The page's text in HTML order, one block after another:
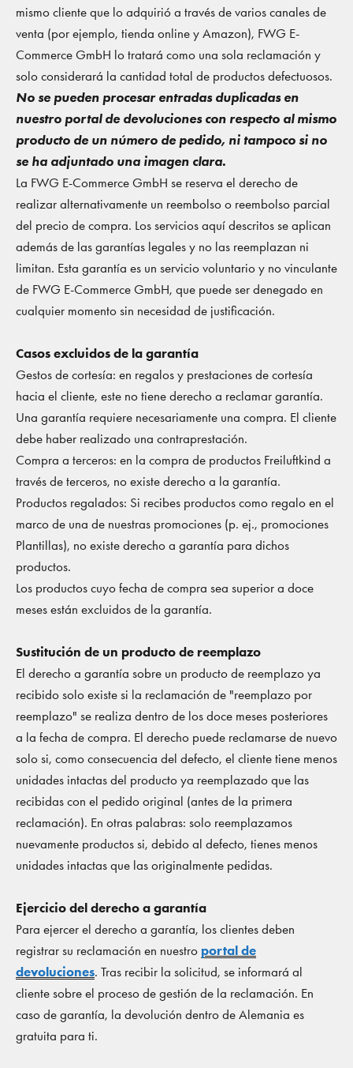
mismo cliente que lo adquirió a través de varios canales de
venta (por ejemplo, tienda online y Amazon), FWG E-
Commerce GmbH lo tratará como una sola reclamación y
solo considerará la cantidad total de productos defectuosos.
No se pueden procesar entradas duplicadas en
nuestro portal de devoluciones con respecto al mismo
producto de un número de pedido, ni tampoco si no
se ha adjuntado una imagen clara.
La FWG E-Commerce GmbH se reserva el derecho de
realizar alternativamente un reembolso o reembolso parcial
del precio de compra. Los servicios aquí descritos se aplican
además de las garantías legales y no las reemplazan ni
limitan. Esta garantía es un servicio voluntario y no vinculante
de FWG E-Commerce GmbH, que puede ser denegado en
cualquier momento sin necesidad de justificación.
Casos excluidos de la garantía
Gestos de cortesía: en regalos y prestaciones de cortesía
hacia el cliente, este no tiene derecho a reclamar garantía.
Una garantía requiere necesariamente una compra. El cliente
debe haber realizado una contraprestación.
Compra a terceros: en la compra de productos Freiluftkind a
través de terceros, no existe derecho a la garantía.
Productos regalados: Si recibes productos como regalo en el
marco de una de nuestras promociones (p. ej., promociones
Plantillas), no existe derecho a garantía para dichos
productos.
Los productos cuyo fecha de compra sea superior a doce
meses están excluidos de la garantía.
Sustitución de un producto de reemplazo
El derecho a garantía sobre un producto de reemplazo ya
recibido solo existe si la reclamación de "reemplazo por
reemplazo" se realiza dentro de los doce meses posteriores
a la fecha de compra. El derecho puede reclamarse de nuevo
solo si, como consecuencia del defecto, el cliente tiene menos
unidades intactas del producto ya reemplazado que las
recibidas con el pedido original (antes de la primera
reclamación). En otras palabras: solo reemplazamos
nuevamente productos si, debido al defecto, tienes menos
unidades intactas que las originalmente pedidas.
Ejercicio del derecho a garantía
Para ejercer el derecho a garantía, los clientes deben
registrar su reclamación en nuestro portal de
devoluciones. Tras recibir la solicitud, se informará al
cliente sobre el proceso de gestión de la reclamación. En
caso de garantía, la devolución dentro de Alemania es
gratuita para ti.